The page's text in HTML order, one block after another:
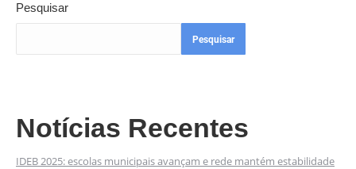
Pesquisar
Pesquisar
Notícias Recentes
IDEB 2025: escolas municipais avançam e rede mantém estabilidade